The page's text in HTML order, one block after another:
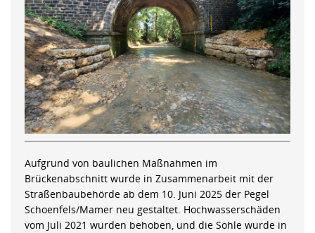
Aufgrund von baulichen Maßnahmen im
Brückenabschnitt wurde in Zusammenarbeit mit der
Straßenbaubehörde ab dem 10. Juni 2025 der Pegel
Schoenfels/Mamer neu gestaltet. Hochwasserschäden
vom Juli 2021 wurden behoben, und die Sohle wurde in